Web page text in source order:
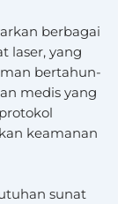
berbagai
laser, yang
bertahun-
medis yang
keamanan
sunat